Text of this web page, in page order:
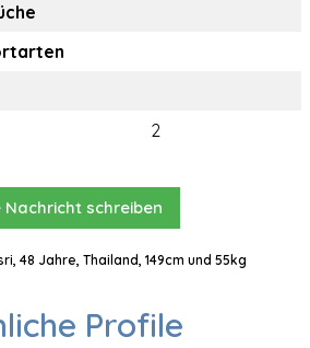
2
Nachricht schreiben
48 Jahre, Thailand, 149cm und 55kg
Profile